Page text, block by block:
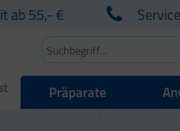
ab 55,- €
Präparate